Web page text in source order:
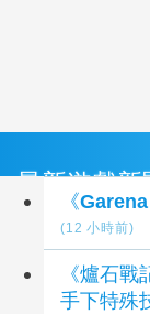
最新遊戲新
《
(12 小時前)
《爐石
手下特殊